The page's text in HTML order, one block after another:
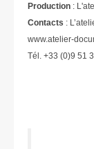
Production :
Contacts :
www.atelier-
Tél. +33 (0)9 51